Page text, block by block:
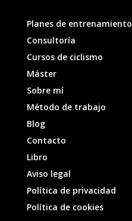
Planes de entrenamiento
Consultoría
Cursos de ciclismo
Máster
Sobre mí
Método de trabajo
Blog
Contacto
Libro
Aviso legal
Política de privacidad
Política de cookies